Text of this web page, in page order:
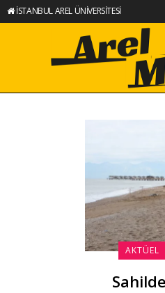
İSTANBUL AREL ÜNİVERSİTESİ
AKTÜEL